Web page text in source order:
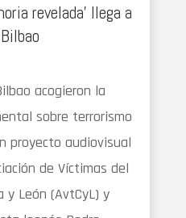
revelada’ llega a
acogieron la
sobre terrorismo
proyecto audiovisual
de Víctimas del
y León (AvtCyL) y